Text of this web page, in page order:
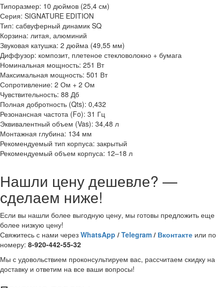
Типоразмер: 10 дюймов (25,4 см)
Серия: SIGNATURE EDITION
Тип: сабвуферный динамик SQ
Корзина: литая, алюминий
Звуковая катушка: 2 дюйма (49,55 мм)
Диффузор: композит, плетеное стекловолокно + бумага
Номинальная мощность: 251 Вт
Максимальная мощность: 501 Вт
Сопротивление: 2 Ом + 2 Ом
Чувствительность: 88 Дб
Полная добротность (Qts): 0,432
Резонансная частота (Fo): 31 Гц
Эквивалентный объем (Vas): 34,48 л
Монтажная глубина: 134 мм
Рекомендуемый тип корпуса: закрытый
Рекомендуемый объем корпуса: 12–18 л
Нашли цену дешевле? —
сделаем ниже!
Если вы нашли более выгодную цену, мы готовы предложить еще
более низкую цену!
Свяжитесь с нами через WhatsApp / Telegram / Вконтакте или по
номеру: 8-920-442-55-32
Мы с удовольствием проконсультируем вас, рассчитаем скидку на
доставку и ответим на все ваши вопросы!